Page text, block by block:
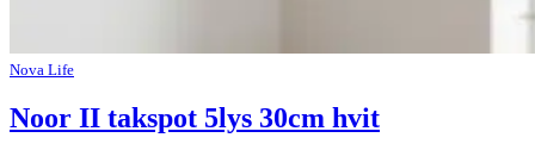
Nova Life
Noor II takspot 5lys 30cm hvit